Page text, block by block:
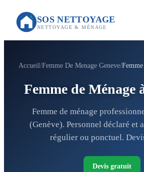
SOS NETTOYAGE
NETTOYAGE & MÉNAGE
Accueil Femme De Menage Geneve
Femme de Ménage
Femme de ménage
(Genève). Personnel déclaré et
régulier ou ponctuel.
Devis gratuit